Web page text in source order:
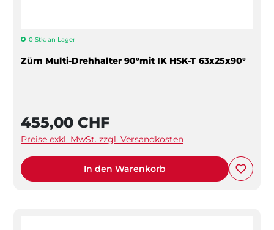
0 Stk. an Lager
Zürn Multi-Drehhalter 90°mit IK HSK-T 63x25x90°
455,00 CHF
Preise exkl. MwSt. zzgl. Versandkosten
In den Warenkorb